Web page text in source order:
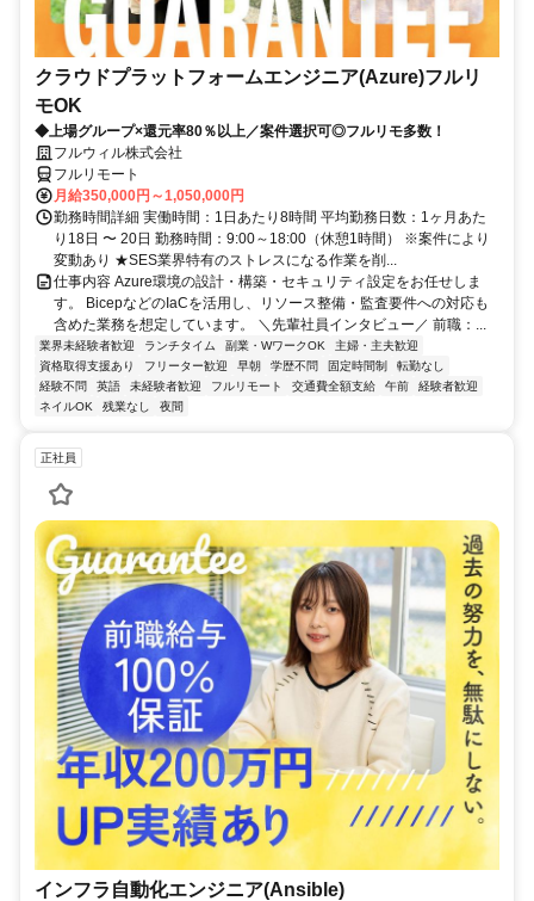
クラウドプラットフォームエンジニア(Azure)フルリ
モOK
◆上場グループ×還元率80％以上／案件選択可◎フルリモ多数！
フルウィル株式会社
フルリモート
月給350,000円～1,050,000円
勤務時間詳細 実働時間：1日あたり8時間 平均勤務日数：1ヶ月あた
り18日 〜 20日 勤務時間：9:00～18:00（休憩1時間） ※案件により
変動あり ★SES業界特有のストレスになる作業を削...
仕事内容 Azure環境の設計・構築・セキュリティ設定をお任せしま
す。 BicepなどのIaCを活用し、リソース整備・監査要件への対応も
含めた業務を想定しています。 ＼先輩社員インタビュー／ 前職：...
業界未経験者歓迎 ランチタイム 副業・WワークOK
主婦・主夫歓迎
資格取得支援あり
フリーター歓迎 早朝 学歴不問 固定時間制
転勤なし
経験不問
英語 未経験者歓迎 フルリモート 交通費全額支給 午前
経験者歓迎
ネイルOK
残業なし 夜間
正社員
インフラ自動化エンジニア(Ansible)